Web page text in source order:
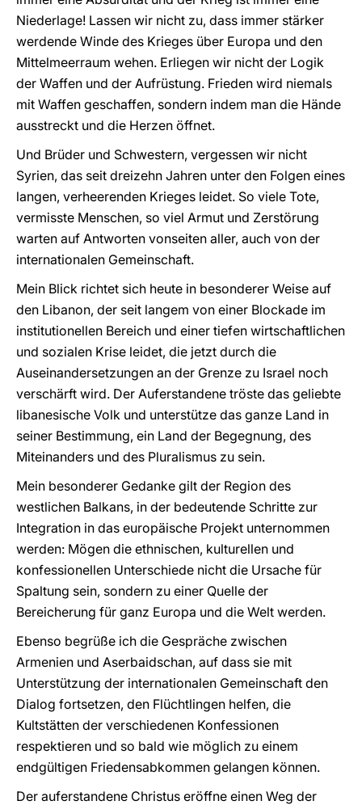
Niederlage! Lassen wir nicht zu, dass immer stärker
werdende Winde des Krieges über Europa und den
Mittelmeerraum wehen. Erliegen wir nicht der Logik
der Waffen und der Aufrüstung. Frieden wird niemals
mit Waffen geschaffen, sondern indem man die Hände
ausstreckt und die Herzen öffnet.
Und Brüder und Schwestern, vergessen wir nicht
Syrien, das seit dreizehn Jahren unter den Folgen eines
langen, verheerenden Krieges leidet. So viele Tote,
vermisste Menschen, so viel Armut und Zerstörung
warten auf Antworten vonseiten aller, auch von der
internationalen Gemeinschaft.
Mein Blick richtet sich heute in besonderer Weise auf
den Libanon, der seit langem von einer Blockade im
institutionellen Bereich und einer tiefen wirtschaftlichen
und sozialen Krise leidet, die jetzt durch die
Auseinandersetzungen an der Grenze zu Israel noch
verschärft wird. Der Auferstandene tröste das geliebte
libanesische Volk und unterstütze das ganze Land in
seiner Bestimmung, ein Land der Begegnung, des
Miteinanders und des Pluralismus zu sein.
Mein besonderer Gedanke gilt der Region des
westlichen Balkans, in der bedeutende Schritte zur
Integration in das europäische Projekt unternommen
werden: Mögen die ethnischen, kulturellen und
konfessionellen Unterschiede nicht die Ursache für
Spaltung sein, sondern zu einer Quelle der
Bereicherung für ganz Europa und die Welt werden.
Ebenso begrüße ich die Gespräche zwischen
Armenien und Aserbaidschan, auf dass sie mit
Unterstützung der internationalen Gemeinschaft den
Dialog fortsetzen, den Flüchtlingen helfen, die
Kultstätten der verschiedenen Konfessionen
respektieren und so bald wie möglich zu einem
endgültigen Friedensabkommen gelangen können.
Der auferstandene Christus eröffne einen Weg der